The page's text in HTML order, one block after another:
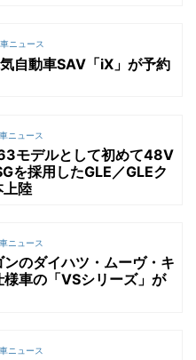
ニュース
自動車SAV「iX」が予約
ニュース
モデルとして初めて48V
を採用したGLE／GLEク
上陸
ニュース
のダイハツ・ムーヴ・キ
様車の「VSシリーズ」が
ニュース